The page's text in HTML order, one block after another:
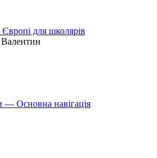
для школярів
— Основна навігація